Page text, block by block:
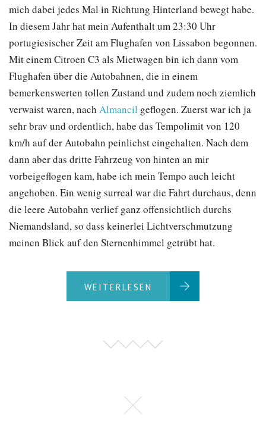
mich dabei jedes Mal in Richtung Hinterland bewegt habe.
In diesem Jahr hat mein Aufenthalt um 23:30 Uhr
portugiesischer Zeit am Flughafen von Lissabon begonnen.
Mit einem Citroen C3 als Mietwagen bin ich dann vom
Flughafen über die Autobahnen, die in einem
bemerkenswerten tollen Zustand und zudem noch ziemlich
verwaist waren, nach Almancil geflogen. Zuerst war ich ja
sehr brav und ordentlich, habe das Tempolimit von 120
km/h auf der Autobahn peinlichst eingehalten. Nach dem
dann aber das dritte Fahrzeug von hinten an mir
vorbeigeflogen kam, habe ich mein Tempo auch leicht
angehoben. Ein wenig surreal war die Fahrt durchaus, denn
die leere Autobahn verlief ganz offensichtlich durchs
Niemandsland, so dass keinerlei Lichtverschmutzung
meinen Blick auf den Sternenhimmel getrübt hat.
WEITERLESEN